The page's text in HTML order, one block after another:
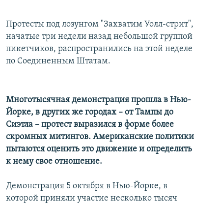
Протесты под лозунгом "Захватим Уолл-стрит",
начатые три недели назад небольшой группой
пикетчиков, распространились на этой неделе
по Соединенным Штатам.
Многотысячная демонстрация прошла в Нью-
Йорке, в других же городах – от Тампы до
Сиэтла – протест выразился в форме более
скромных митингов. Американские политики
пытаются оценить это движение и определить
к нему свое отношение.
Демонстрация 5 октября в Нью-Йорке, в
которой приняли участие несколько тысяч